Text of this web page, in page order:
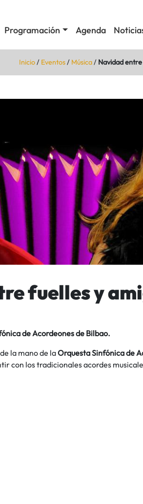
Programación Agenda
Inicio/ Eventos/ Música/ Navidad
fuelles y
de Acordeones de Bilbao.
la mano de laOrquesta Sinfónica de
con los tradicionales acordes